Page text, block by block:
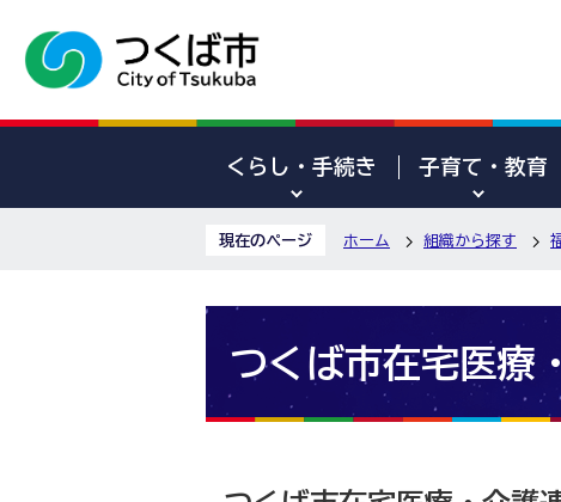
くらし・手続き 子育て・教育
現在のページ ホーム 組織から探す
つくば市在宅医療